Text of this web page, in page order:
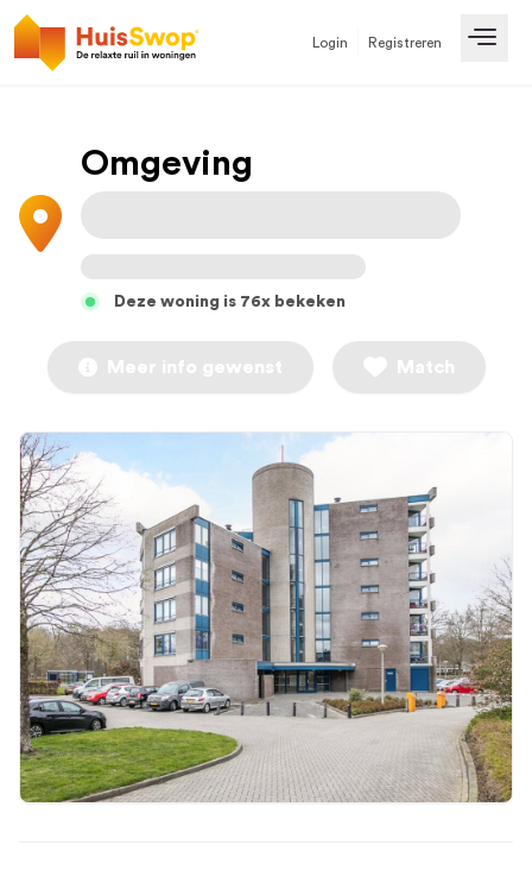
Login Registreren
Omgeving
Deze woning is 76x bekeken
Meer info gewenst Match